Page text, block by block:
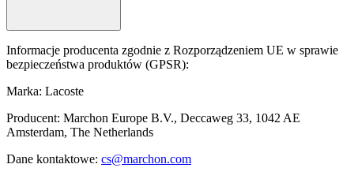
Informacje producenta zgodnie z Rozporządzeniem UE w sprawie
bezpieczeństwa produktów (GPSR):
Marka: Lacoste
Producent: Marchon Europe B.V., Deccaweg 33, 1042 AE
Amsterdam, The Netherlands
Dane kontaktowe: cs@marchon.com